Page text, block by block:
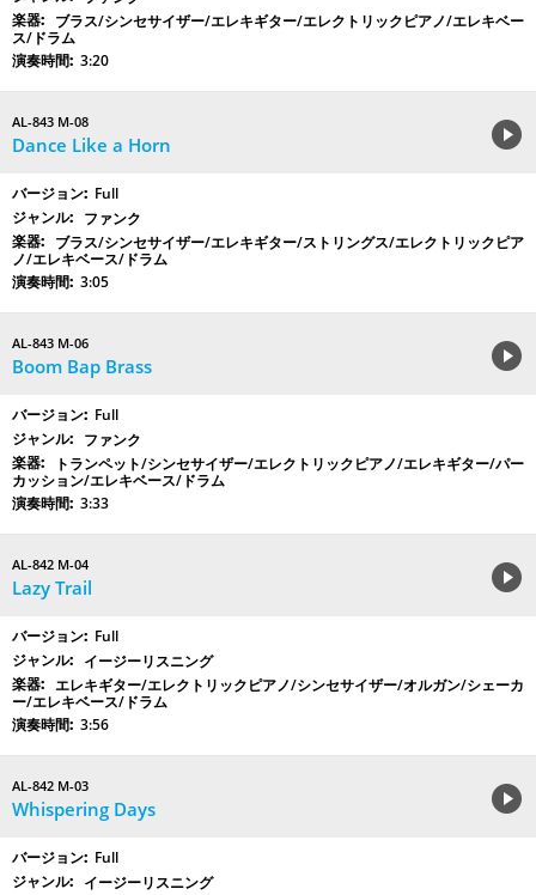
ブラス/シンセサイザー/エレキギター/エレクトリックピアノ/エレキベー
ス/ドラム
3:20
AL-843 M-08
Dance Like a Horn
Full
ファンク
ブラス/シンセサイザー/エレキギター/ストリングス/エレクトリックピア
ノ/エレキベース/ドラム
3:05
AL-843 M-06
Boom Bap Brass
Full
ファンク
トランペット/シンセサイザー/エレクトリックピアノ/エレキギター/パー
カッション/エレキベース/ドラム
3:33
AL-842 M-04
Lazy Trail
Full
イージーリスニング
エレキギター/エレクトリックピアノ/シンセサイザー/オルガン/シェーカ
ー/エレキベース/ドラム
3:56
AL-842 M-03
Whispering Days
Full
イージーリスニング